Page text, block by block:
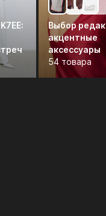
Выбор
акцентные
аксессуары
54 товара